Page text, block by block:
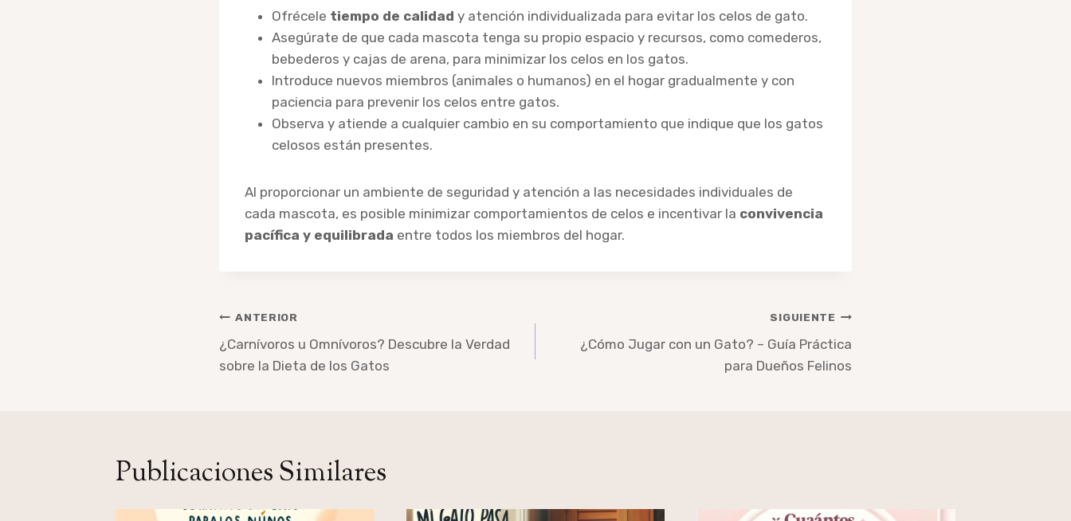
Ofrécele tiempo de calidad y atención individualizada para evitar los celos de gato.
Asegúrate de que cada mascota tenga su propio espacio y recursos, como comederos,
bebederos y cajas de arena, para minimizar los celos en los gatos.
Introduce nuevos miembros (animales o humanos) en el hogar gradualmente y con
paciencia para prevenir los celos entre gatos.
Observa y atiende a cualquier cambio en su comportamiento que indique que los gatos
celosos están presentes.
Al proporcionar un ambiente de seguridad y atención a las necesidades individuales de
cada mascota, es posible minimizar comportamientos de celos e incentivar la convivencia
pacífica y equilibrada entre todos los miembros del hogar.
Navegación
de
ANTERIOR
¿Carnívoros u Omnívoros? Descubre la Verdad
sobre la Dieta de los Gatos
SIGUIENTE
¿Cómo Jugar con un Gato? – Guía Práctica
para Dueños Felinos
Publicaciones Similares